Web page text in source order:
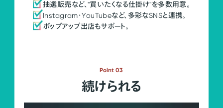
抽選販売など、"買いたくなる仕掛け"を多数用意。
Instagram・YouTubeなど、多彩なSNSと連携。
ポップアップ出店もサポート。
Point 03
続けられる